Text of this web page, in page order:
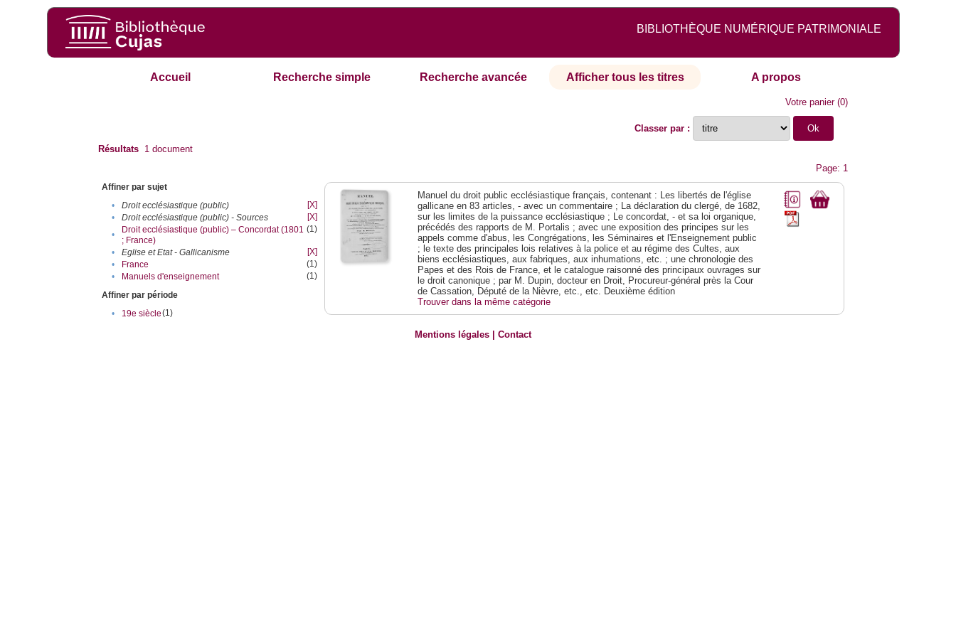
BIBLIOTHÈQUE NUMÉRIQUE PATRIMONIALE
Accueil Recherche simple Recherche avancée Afficher tous les titres A propos
Votre panier(0)
Classer par :
Résultats 1 document
Page: 1
Affiner par sujet
•
Droit ecclésiastique (public)
[X]
•
Droit ecclésiastique (public) - Sources
[X]
•
Droit ecclésiastique (public) – Concordat (1801
; France)
(1)
• Eglise et Etat - Gallicanisme
[X]
•
France
(1)
•
Manuels d'enseignement
(1)
Affiner par période
•
19e siècle(1)
Manuel du droit public ecclésiastique français, contenant : Les libertés de l'église
gallicane en 83 articles, - avec un commentaire ; La déclaration du clergé, de 1682,
sur les limites de la puissance ecclésiastique ; Le concordat, - et sa loi organique,
précédés des rapports de M. Portalis ; avec une exposition des principes sur les
appels comme d'abus, les Congrégations, les Séminaires et l'Enseignement public
; le texte des principales lois relatives à la police et au régime des Cultes, aux
biens ecclésiastiques, aux fabriques, aux inhumations, etc. ; une chronologie des
Papes et des Rois de France, et le catalogue raisonné des principaux ouvrages sur
le droit canonique ; par M. Dupin, docteur en Droit, Procureur-général près la Cour
de Cassation, Député de la Nièvre, etc., etc. Deuxième édition
Trouver dans la même catégorie
Mentions légales |Contact